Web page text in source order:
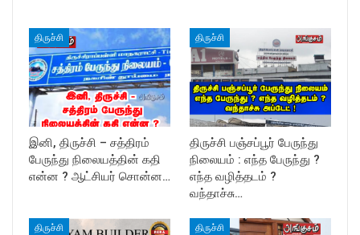
திருச்சி
இனி, திருச்சி – சத்திரம்
பேருந்து நிலையத்தின் கதி
என்ன ? ஆட்சியர் சொன்ன…
திருச்சி
திருச்சி பஞ்சப்பூர் பேருந்து
நிலையம் : எந்த பேருந்து ?
எந்த வழித்தடம் ?
வந்தாச்சு…
திருச்சி திருச்சி